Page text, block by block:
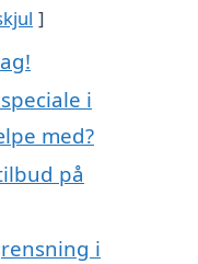
i
med?
på
i